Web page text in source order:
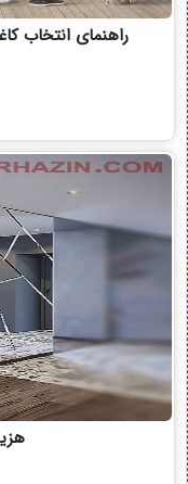
راهنمای انتخاب